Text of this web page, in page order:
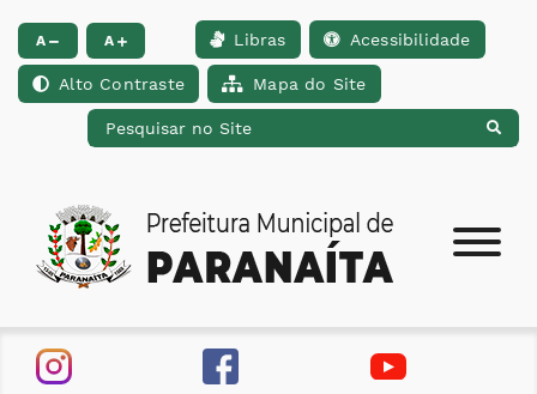
Ir para o conteúdo [alt+1] Ir para o menu [alt+2] Ir para a busca
A A Libras Acessibilidade
Alto Contraste Mapa do Site